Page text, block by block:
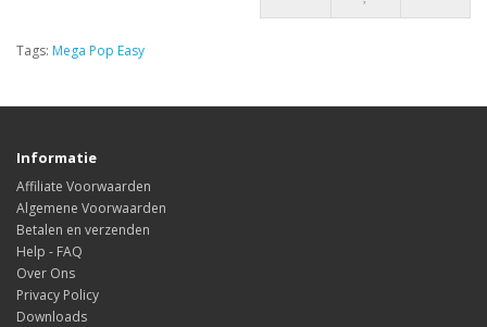
Tags: Mega Pop Easy
Informatie
Affiliate Voorwaarden
Algemene Voorwaarden
Betalen en verzenden
Help - FAQ
Over Ons
Privacy Policy
Downloads